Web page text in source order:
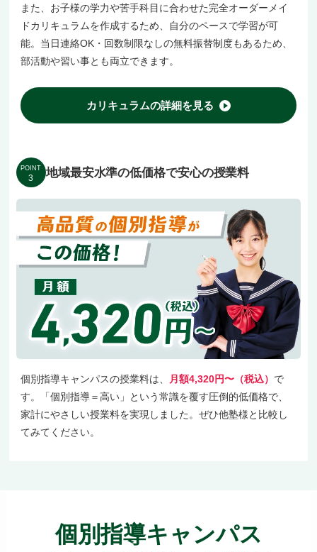
また、お子様の学力や苦手科目に合わせた完全オーダーメイ
ドカリキュラムを作成するため、自分のペースで学習が可
能。当日連絡OK・回数制限なしの無料振替制度もあるため、
部活動や習い事とも両立できます。
カリキュラムの詳細を見る
POINT
3 地域最安水準の低価格で安心の授業料
個別指導キャンパスの授業料は、 月額4,320円〜（税込） で
す。「個別指導＝高い」という常識を覆す圧倒的低価格で、
家計にやさしい授業料を実現しました。ぜひ他塾様と比較し
てみてください。
個別指導キャンパス